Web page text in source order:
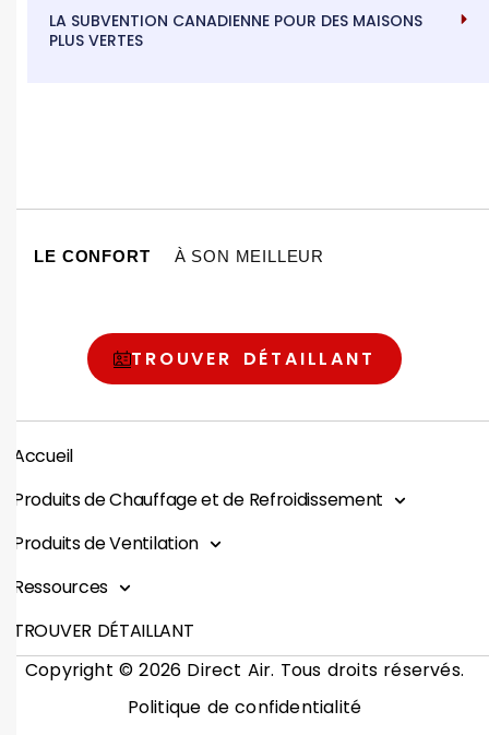
LA SUBVENTION CANADIENNE POUR DES MAISONS
PLUS VERTES
LE CONFORT À SON MEILLEUR
TROUVER DÉTAILLANT
Accueil
Produits de Chauffage et de Refroidissement
Produits de Ventilation
Ressources
TROUVER DÉTAILLANT
Copyright © 2026 Direct Air. Tous droits réservés.
Politique de confidentialité